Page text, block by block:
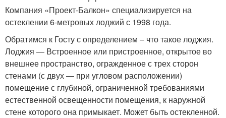
Компания «Проект-Балкон» специализируется на
остеклении 6-метровых лоджий с 1998 года.
Обратимся к Госту с определением – что такое лоджия.
Лоджия — Встроенное или пристроенное, открытое во
внешнее пространство, огражденное с трех сторон
стенами (с двух — при угловом расположении)
помещение с глубиной, ограниченной требованиями
естественной освещенности помещения, к наружной
стене которого она примыкает. Может быть остекленной.